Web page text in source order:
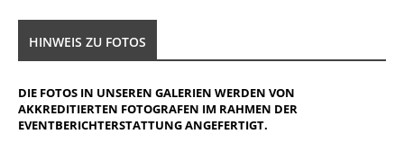
HINWEIS ZU FOTOS
DIE FOTOS IN UNSEREN GALERIEN WERDEN VON
AKKREDITIERTEN FOTOGRAFEN IM RAHMEN DER
EVENTBERICHTERSTATTUNG ANGEFERTIGT.